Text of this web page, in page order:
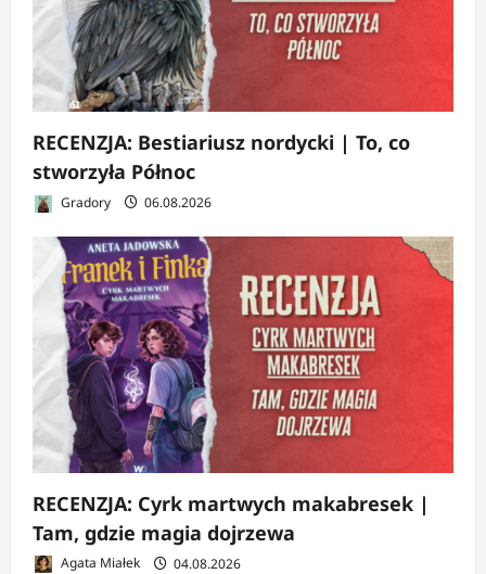
RECENZJA: Bestiariusz nordycki | To, co
stworzyła Północ
Gradory 06.08.2026
RECENZJA: Cyrk martwych makabresek |
Tam, gdzie magia dojrzewa
Agata Miałek 04.08.2026